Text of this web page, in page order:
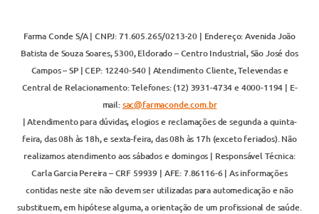
Farma Conde S/A | CNPJ: 71.605.265/0213-20 | Endereço: Avenida João
Batista de Souza Soares, 5300, Eldorado – Centro Industrial, São José dos
Campos – SP | CEP: 12240-540 | Atendimento Cliente, Televendas e
Central de Relacionamento: Telefones: (12) 3931-4734 e 4000-1194 | E-
mail:sac@farmaconde.com.br
| Atendimento para dúvidas, elogios e reclamações de segunda a quinta-
feira, das 08h às 18h, e sexta-feira, das 08h às 17h (exceto feriados). Não
realizamos atendimento aos sábados e domingos | Responsável Técnica:
Carla Garcia Pereira – CRF 59939 | AFE: 7.86116-6 | As informações
contidas neste site não devem ser utilizadas para automedicação e não
substituem, em hipótese alguma, a orientação de um profissional de saúde.